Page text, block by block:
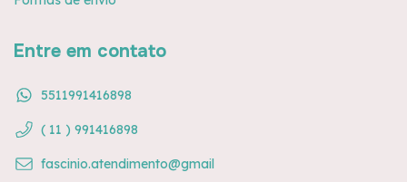
Entre em contato
5511991416898
( 11 ) 991416898
fascinio.atendimento@gmail